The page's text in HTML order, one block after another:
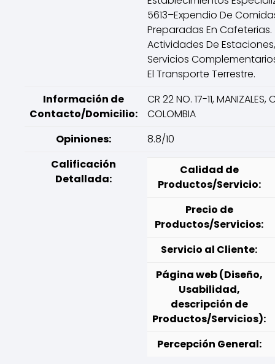
5613–Expendio De
Preparadas En Cafeterias.
Actividades De
Servicios
El Transporte Terrestre.
Información de
Contacto/Domicilio:
CR 22 NO. 17-11, MANIZALES,
COLOMBIA
Opiniones:
8.8/10
Calificación
Detallada:
Calidad de
Productos/Servicio:
Precio de
Productos/Servicios:
Servicio al Cliente:
Página web (Diseño,
Usabilidad,
descripción de
Productos/Servicios):
Percepción General: